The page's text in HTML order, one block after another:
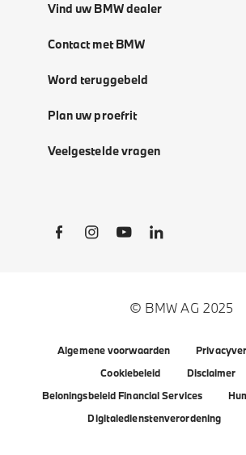
Vind uw BMW dealer
Contact met BMW
Word teruggebeld
Plan uw proefrit
Veelgestelde vragen
Social Links
© BMW AG 2025
Algemene voorwaarden
Cookiebeleid
Disclaimer
Beloningsbeleid Financial Services
Digitaledienstenverordening